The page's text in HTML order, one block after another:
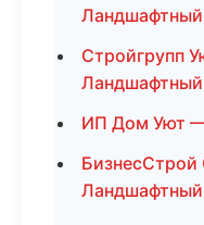
Ландшафтный
Стройгрупп
Ландшафтный
ИП Дом Уют
БизнесСтрой
Ландшафтный